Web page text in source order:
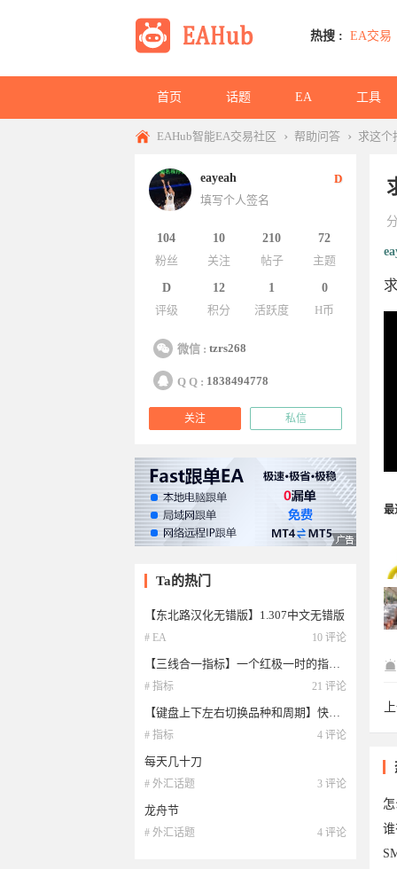
热搜 : EA交易
首页 话题 EA 工具
EAHub智能EA交易社区 › 帮助问答 › 求这个
最
eayeah
D
填写个人签名
104
粉丝
10
关注
210
帖子
72
主题
D
评级
12
积分
1
活跃度
0
H币
微信 : tzrs268
Q Q : 1838494778
关注 私信
Ta的热门
【东北路汉化无错版】1.307中文无错版
# EA 10 评论
【三线合一指标】一个红极一时的指标，现在都没有过时
# 指标 21 评论
【键盘上下左右切换品种和周期】快速切换的看盘复盘指标
# 指标 4 评论
每天几十刀
# 外汇话题 3 评论
龙舟节
# 外汇话题 4 评论